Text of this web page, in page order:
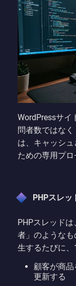
WordPressサイ
問者数ではな
は、キャッシ
ための専用プロ
PHPスレッ
PHPスレッド
者」のような
生するたびに、
顧客が商
更新する